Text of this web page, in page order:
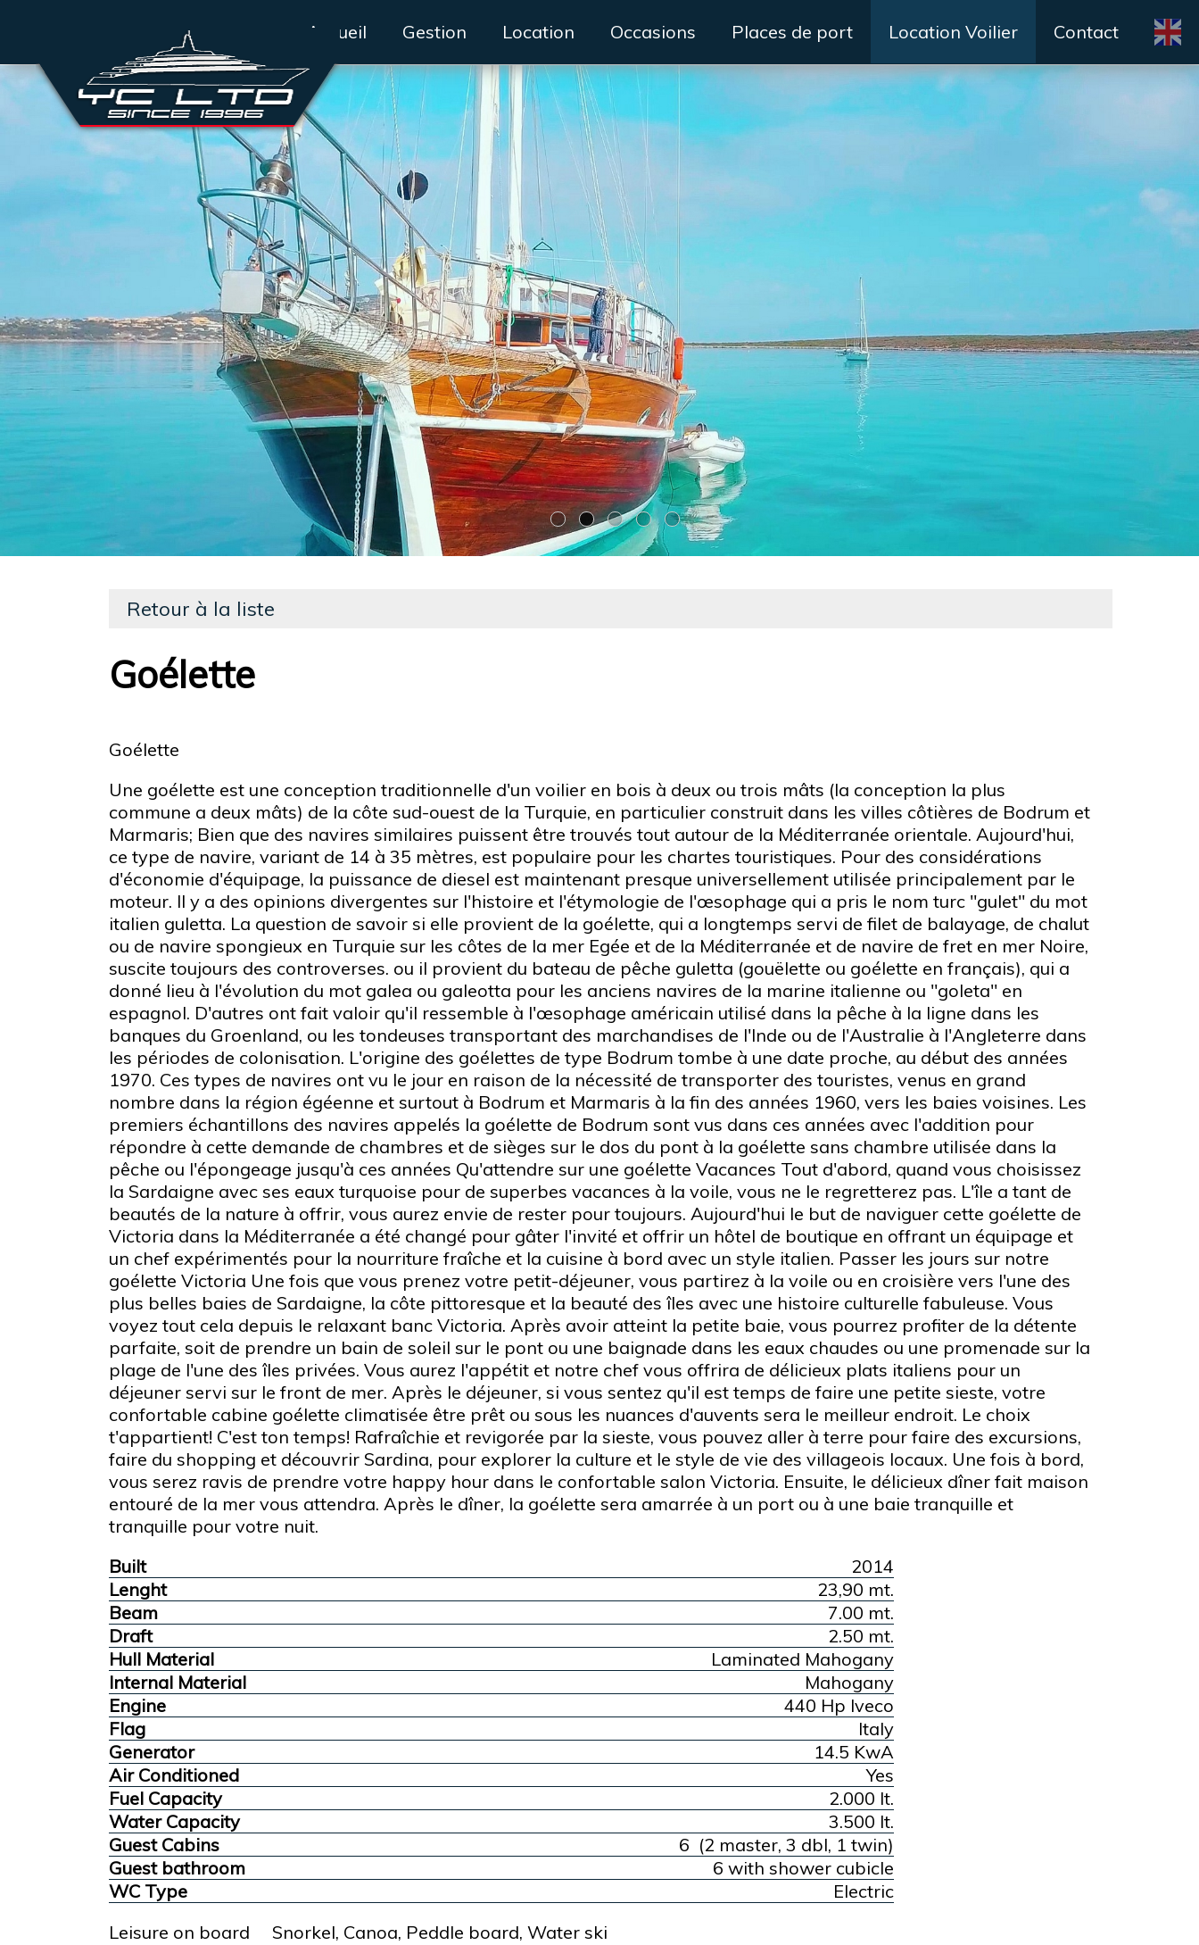
Accueil Gestion Location Occasions Places de port Location Voilier Contact
Retour à la liste
Goélette
Goélette
Une goélette est une conception traditionnelle d'un voilier en bois à deux ou trois mâts (la conception la plus
commune a deux mâts) de la côte sud-ouest de la Turquie, en particulier construit dans les villes côtières de Bodrum et
Marmaris; Bien que des navires similaires puissent être trouvés tout autour de la Méditerranée orientale. Aujourd'hui,
ce type de navire, variant de 14 à 35 mètres, est populaire pour les chartes touristiques. Pour des considérations
d'économie d'équipage, la puissance de diesel est maintenant presque universellement utilisée principalement par le
moteur. Il y a des opinions divergentes sur l'histoire et l'étymologie de l'œsophage qui a pris le nom turc "gulet" du mot
italien guletta. La question de savoir si elle provient de la goélette, qui a longtemps servi de filet de balayage, de chalut
ou de navire spongieux en Turquie sur les côtes de la mer Egée et de la Méditerranée et de navire de fret en mer Noire,
suscite toujours des controverses. ou il provient du bateau de pêche guletta (gouëlette ou goélette en français), qui a
donné lieu à l'évolution du mot galea ou galeotta pour les anciens navires de la marine italienne ou "goleta" en
espagnol. D'autres ont fait valoir qu'il ressemble à l'œsophage américain utilisé dans la pêche à la ligne dans les
banques du Groenland, ou les tondeuses transportant des marchandises de l'Inde ou de l'Australie à l'Angleterre dans
les périodes de colonisation. L'origine des goélettes de type Bodrum tombe à une date proche, au début des années
1970. Ces types de navires ont vu le jour en raison de la nécessité de transporter des touristes, venus en grand
nombre dans la région égéenne et surtout à Bodrum et Marmaris à la fin des années 1960, vers les baies voisines. Les
premiers échantillons des navires appelés la goélette de Bodrum sont vus dans ces années avec l'addition pour
répondre à cette demande de chambres et de sièges sur le dos du pont à la goélette sans chambre utilisée dans la
pêche ou l'épongeage jusqu'à ces années Qu'attendre sur une goélette Vacances Tout d'abord, quand vous choisissez
la Sardaigne avec ses eaux turquoise pour de superbes vacances à la voile, vous ne le regretterez pas. L'île a tant de
beautés de la nature à offrir, vous aurez envie de rester pour toujours. Aujourd'hui le but de naviguer cette goélette de
Victoria dans la Méditerranée a été changé pour gâter l'invité et offrir un hôtel de boutique en offrant un équipage et
un chef expérimentés pour la nourriture fraîche et la cuisine à bord avec un style italien. Passer les jours sur notre
goélette Victoria Une fois que vous prenez votre petit-déjeuner, vous partirez à la voile ou en croisière vers l'une des
plus belles baies de Sardaigne, la côte pittoresque et la beauté des îles avec une histoire culturelle fabuleuse. Vous
voyez tout cela depuis le relaxant banc Victoria. Après avoir atteint la petite baie, vous pourrez profiter de la détente
parfaite, soit de prendre un bain de soleil sur le pont ou une baignade dans les eaux chaudes ou une promenade sur la
plage de l'une des îles privées. Vous aurez l'appétit et notre chef vous offrira de délicieux plats italiens pour un
déjeuner servi sur le front de mer. Après le déjeuner, si vous sentez qu'il est temps de faire une petite sieste, votre
confortable cabine goélette climatisée être prêt ou sous les nuances d'auvents sera le meilleur endroit. Le choix
t'appartient! C'est ton temps! Rafraîchie et revigorée par la sieste, vous pouvez aller à terre pour faire des excursions,
faire du shopping et découvrir Sardina, pour explorer la culture et le style de vie des villageois locaux. Une fois à bord,
vous serez ravis de prendre votre happy hour dans le confortable salon Victoria. Ensuite, le délicieux dîner fait maison
entouré de la mer vous attendra. Après le dîner, la goélette sera amarrée à un port ou à une baie tranquille et
tranquille pour votre nuit.
Built
2014
Lenght
23,90 mt.
Beam
7.00 mt.
Draft
2.50 mt.
Hull Material
Laminated Mahogany
Internal Material
Mahogany
Engine
440 Hp Iveco
Flag
Italy
Generator
14.5 KwA
Air Conditioned
Yes
Fuel Capacity
2.000 lt.
Water Capacity
3.500 lt.
Guest Cabins
6 (2 master, 3 dbl, 1 twin)
Guest bathroom
6 with shower cubicle
WC Type
Electric
Leisure on board Snorkel, Canoa, Peddle board, Water ski